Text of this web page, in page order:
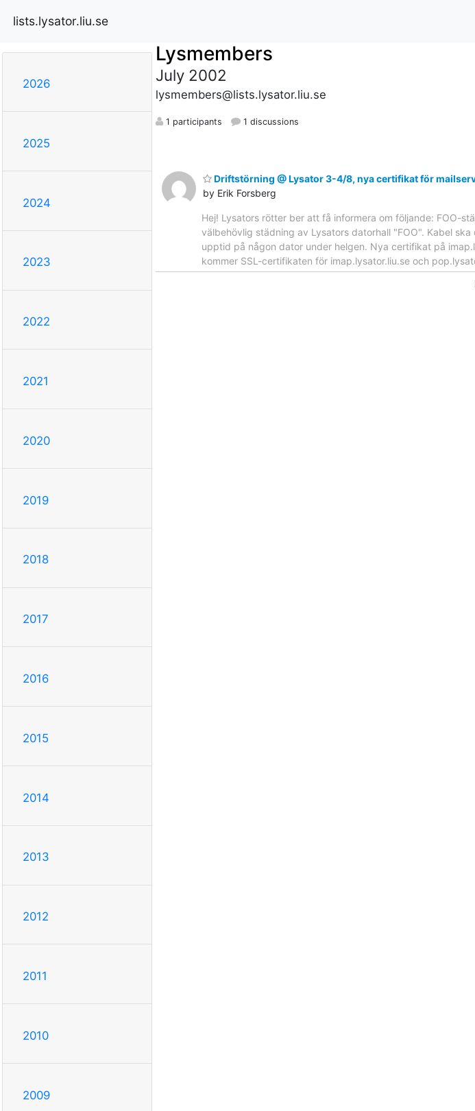
lists.lysator.liu.se
2026
2025
2024
2023
2022
2021
2020
2019
2018
2017
2016
2015
2014
2013
2012
2011
2010
2009
Lysmembers
July 2002
lysmembers@lists.lysator.liu.se
1 participants 1 discussions
Driftstörning @ Lysator 3-4/8, nya certifikat för
by Erik Forsberg
Hej! Lysators rötter ber att få informera om följande: FOO-
välbehövlig städning av Lysators datorhall "FOO". Kabel
upptid på någon dator under helgen. Nya certifikat på
kommer SSL-certifikaten för imap.lysator.liu.se och